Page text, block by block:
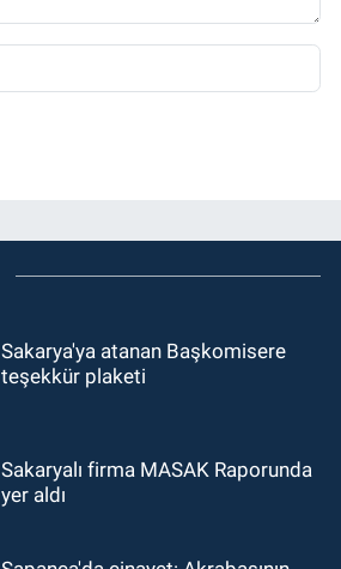
Sakarya'ya atanan Başkomisere
teşekkür plaketi
Sakaryalı firma MASAK Raporunda
yer aldı